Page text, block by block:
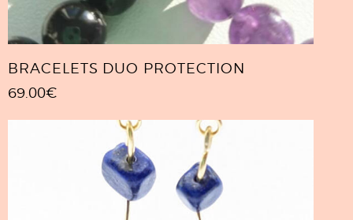
BRACELETS DUO PROTECTION
69.00€